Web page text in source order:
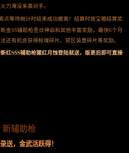
力淹没来袭对手。
点等待倒计时结束成功撤离！结算时按宝箱结算奖
金SS辅助枪圣日神启和其他丰富奖励，最快6个月
还有机会获得枪魂碎片、禁区装置碎片等奖励。
红SSS辅助枪猩红月蚀登陆就送，版更后即可直接
新辅助枪
送，金武活跃得！